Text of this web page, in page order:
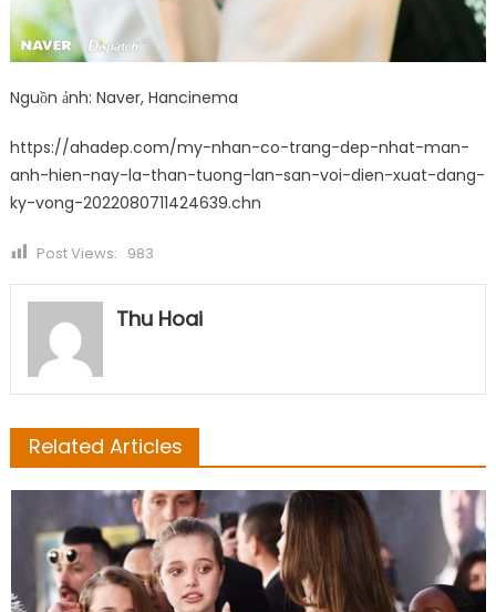
Nguồn ảnh: Naver, Hancinema
https://ahadep.com/my-nhan-co-trang-dep-nhat-man-
anh-hien-nay-la-than-tuong-lan-san-voi-dien-xuat-dang-
ky-vong-2022080711424639.chn
Post Views: 983
Thu Hoai
Related Articles